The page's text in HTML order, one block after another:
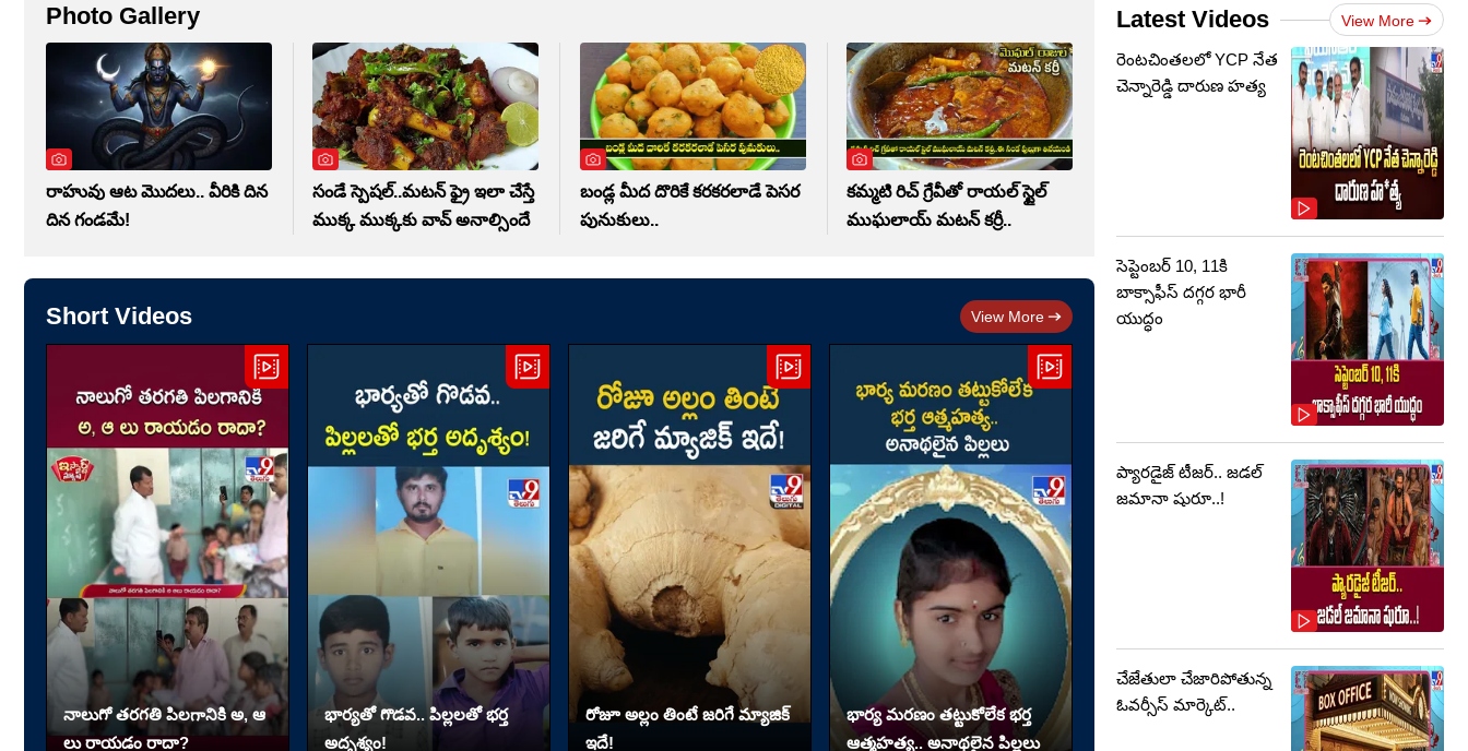
Photo Gallery
రాహువు ఆట మొదలు.. వీరికి దిన
దిన గండమే!
సండే స్పెషల్..మటన్ ఫ్రై ఇలా చేస్తే
ముక్క ముక్కకు వావ్ అనాల్సిందే
బండ్ల మీద దొరికే కరకరలాడే పెసర
పునుకులు..
కమ్మటి రిచ్ గ్రేవీతో రాయల్ స్టైల్
ముఘలాయ్ మటన్ కర్రీ..
Short Videos View More
నాలుగో త‌ర‌గతి పిలగానికి అ, ఆ
లు రాయ‌డం రాదా?
భార్యతో గొడవ.. పిల్లలతో భర్త
అదృశ్యం!
రోజూ అల్లం తింటే జరిగే మ్యాజిక్
ఇదే!
భార్య మరణం తట్టుకోలేక భర్త
ఆత్మహత్య.. అనాథలైన పిల్లలు
Latest Videos View More
రెంటచింతలలో YCP నేత
చెన్నారెడ్డి దారుణ హత్య
సెప్టెంబర్‌ 10, 11కి
బాక్సాఫీస్ దగ్గర భారీ
యుద్ధం
ప్యారడైజ్ టీజర్.. జడల్
జమానా షురూ..!
చేజేతులా చేజారిపోతున్న
ఓవర్సీస్ మార్కెట్..